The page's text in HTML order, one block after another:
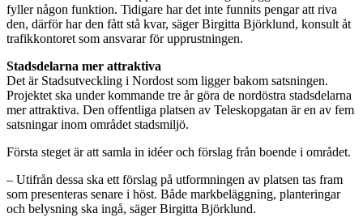
fyller någon funktion. Tidigare har det inte funnits pengar att riva
den, därför har den fått stå kvar, säger Birgitta Björklund, konsult åt
trafikkontoret som ansvarar för upprustningen.
Stadsdelarna mer attraktiva
Det är Stadsutveckling i Nordost som ligger bakom satsningen.
Projektet ska under kommande tre år göra de nordöstra stadsdelarna
mer attraktiva. Den offentliga platsen av Teleskopgatan är en av fem
satsningar inom området stadsmiljö.
Första steget är att samla in idéer och förslag från boende i området.
– Utifrån dessa ska ett förslag på utformningen av platsen tas fram
som presenteras senare i höst. Både markbeläggning, planteringar
och belysning ska ingå, säger Birgitta Björklund.